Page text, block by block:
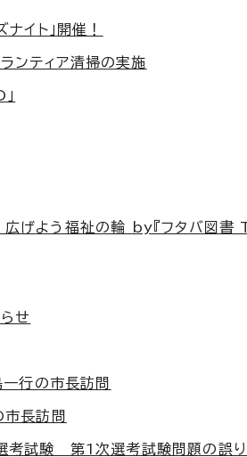
イト」開催！
ンティア清掃の実施
広げよう福祉の輪 by『フタバ図
せ
一行の市長訪問
市長訪問
試験 第1次選考試験問題の誤り